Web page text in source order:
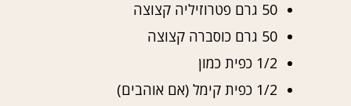
50 גרם פטרוזיליה קצוצה
50 גרם כוסברה קצוצה
1/2 כפית כמון
1/2 כפית קימל (אם אוהבים)